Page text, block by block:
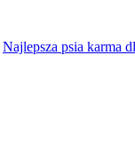
Najlepsza psia karma